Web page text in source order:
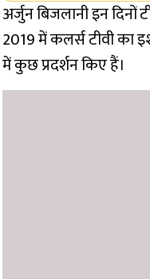
अर्जुन बिजलानी इन दिनों
2019 में कलर्स टीवी का
में कुछ प्रदर्शन किए हैं।